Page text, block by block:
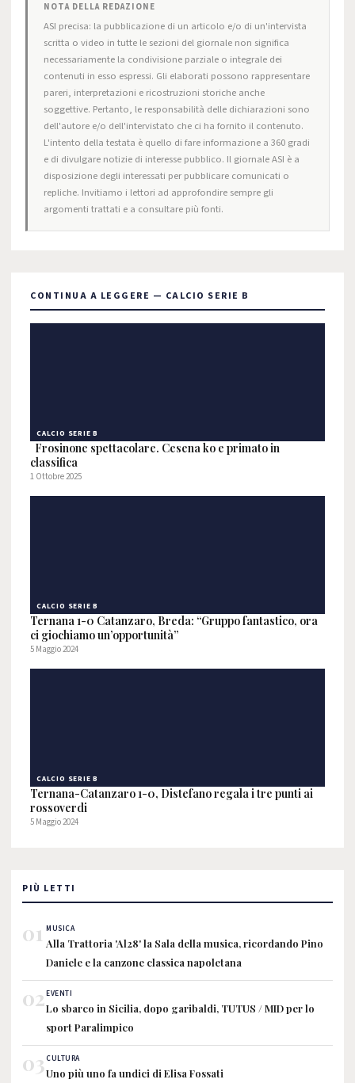
NOTA DELLA REDAZIONE
ASI precisa: la pubblicazione di un articolo e/o di un'intervista
scritta o video in tutte le sezioni del giornale non significa
necessariamente la condivisione parziale o integrale dei
contenuti in esso espressi. Gli elaborati possono rappresentare
pareri, interpretazioni e ricostruzioni storiche anche
soggettive. Pertanto, le responsabilità delle dichiarazioni sono
dell'autore e/o dell'intervistato che ci ha fornito il contenuto.
L'intento della testata è quello di fare informazione a 360 gradi
e di divulgare notizie di interesse pubblico. Il giornale ASI è a
disposizione degli interessati per pubblicare comunicati o
repliche. Invitiamo i lettori ad approfondire sempre gli
argomenti trattati e a consultare più fonti.
CONTINUA A LEGGERE — CALCIO SERIE B
CALCIO SERIE B
Frosinone spettacolare. Cesena ko e primato in
classifica
1 Ottobre 2025
CALCIO SERIE B
Ternana 1-0 Catanzaro, Breda: “Gruppo fantastico, ora
ci giochiamo un’opportunità”
5 Maggio 2024
CALCIO SERIE B
Ternana-Catanzaro 1-0, Distefano regala i tre punti ai
rossoverdi
5 Maggio 2024
PIÙ LETTI
01 MUSICA
Alla Trattoria 'Al28' la Sala della musica, ricordando Pino
Daniele e la canzone classica napoletana
02EVENTI
Lo sbarco in Sicilia, dopo garibaldi, TUTUS / MID per lo
sport Paralimpico
03CULTURA
Uno più uno fa undici di Elisa Fossati